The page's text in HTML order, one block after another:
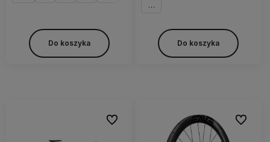
Do koszyka
49
Do koszyka
Do ulubionych Do